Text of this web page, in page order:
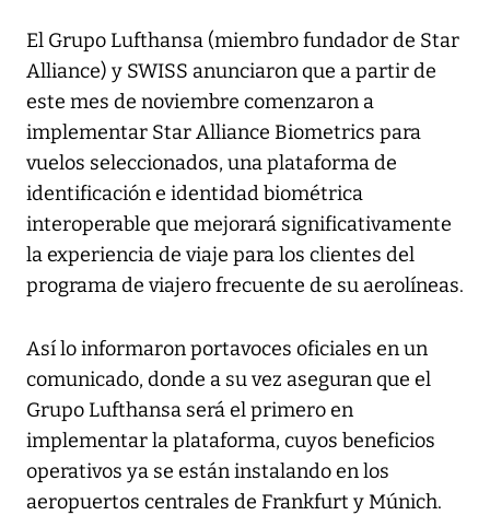
El Grupo Lufthansa (miembro fundador de Star
Alliance) y SWISS anunciaron que a partir de
este mes de noviembre comenzaron a
implementar Star Alliance Biometrics para
vuelos seleccionados, una plataforma de
identificación e identidad biométrica
interoperable que mejorará significativamente
la experiencia de viaje para los clientes del
programa de viajero frecuente de su aerolíneas.
Así lo informaron portavoces oficiales en un
comunicado, donde a su vez aseguran que el
Grupo Lufthansa será el primero en
implementar la plataforma, cuyos beneficios
operativos ya se están instalando en los
aeropuertos centrales de Frankfurt y Múnich.